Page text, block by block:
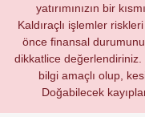
yatırımınızın bir
Kaldıraçlı işlemler
önce finansal
dikkatlice
bilgi amaçlı olup,
Doğabilecek